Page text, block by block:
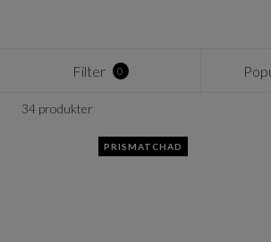
Filter 0
34 produkter
PRISMATCHAD